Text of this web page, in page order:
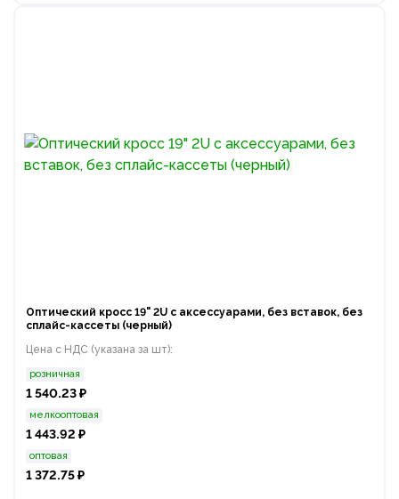
Оптический кросс 19" 2U с аксессуарами, без вставок, без
сплайс-кассеты (черный)
Цена с НДС (указана за шт):
розничная
1 540.23 ₽
мелкооптовая
1 443.92 ₽
оптовая
1 372.75 ₽